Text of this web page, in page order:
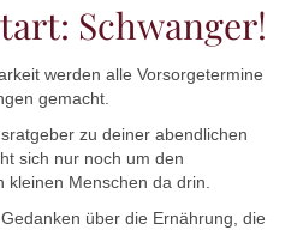
Schwanger!
werden alle Vorsorgetermine
gemacht.
zu deiner abendlichen
sich nur noch um den
Menschen da drin.
über die Ernährung, die